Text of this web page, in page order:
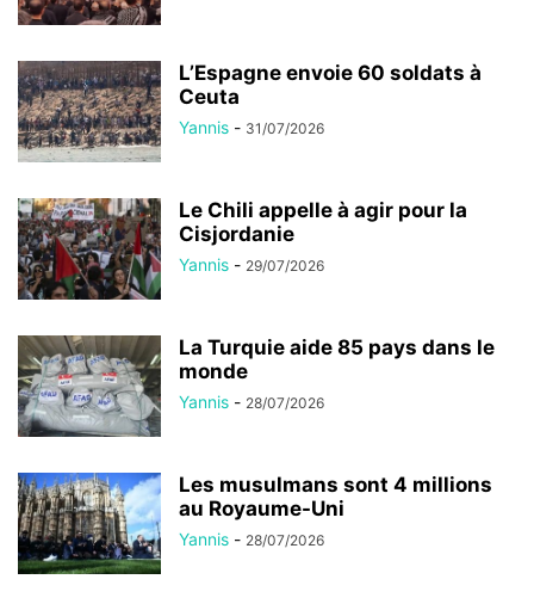
L’Espagne envoie 60 soldats à
Ceuta
Yannis - 31/07/2026
Le Chili appelle à agir pour la
Cisjordanie
Yannis - 29/07/2026
La Turquie aide 85 pays dans le
monde
Yannis - 28/07/2026
Les musulmans sont 4 millions
au Royaume-Uni
Yannis - 28/07/2026